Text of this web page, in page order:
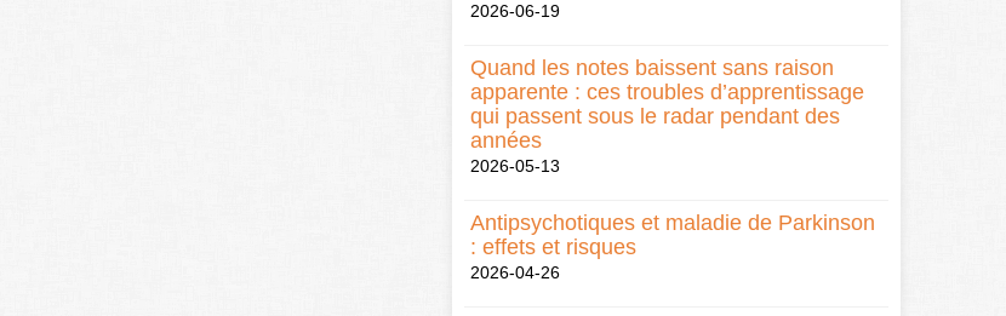
2026-06-19
Quand les notes baissent sans raison
apparente : ces troubles d’apprentissage
qui passent sous le radar pendant des
années
2026-05-13
Antipsychotiques et maladie de Parkinson
: effets et risques
2026-04-26